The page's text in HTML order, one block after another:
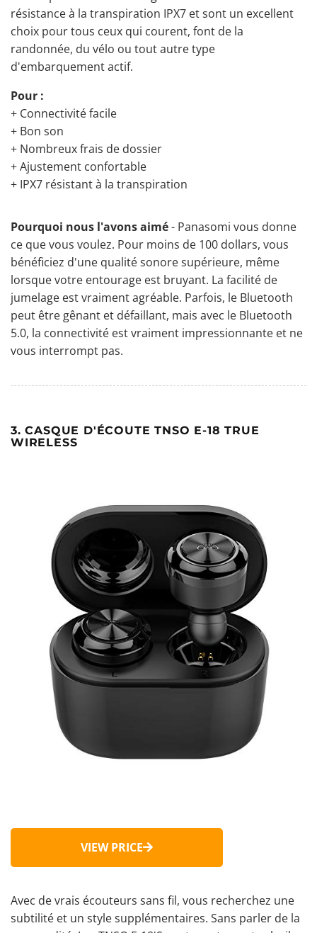
résistance à la transpiration IPX7 et sont un excellent
choix pour tous ceux qui courent, font de la
randonnée, du vélo ou tout autre type
d'embarquement actif.
Pour :
+ Connectivité facile
+ Bon son
+ Nombreux frais de dossier
+ Ajustement confortable
+ IPX7 résistant à la transpiration
Pourquoi nous l'avons aimé- Panasomi vous donne
ce que vous voulez. Pour moins de 100 dollars, vous
bénéficiez d'une qualité sonore supérieure, même
lorsque votre entourage est bruyant. La facilité de
jumelage est vraiment agréable. Parfois, le Bluetooth
peut être gênant et défaillant, mais avec le Bluetooth
5.0, la connectivité est vraiment impressionnante et ne
vous interrompt pas.
3. CASQUE D'ÉCOUTE TNSO E-18 TRUE
WIRELESS
VIEW PRICE
Avec de vrais écouteurs sans fil, vous recherchez une
subtilité et un style supplémentaires. Sans parler de la